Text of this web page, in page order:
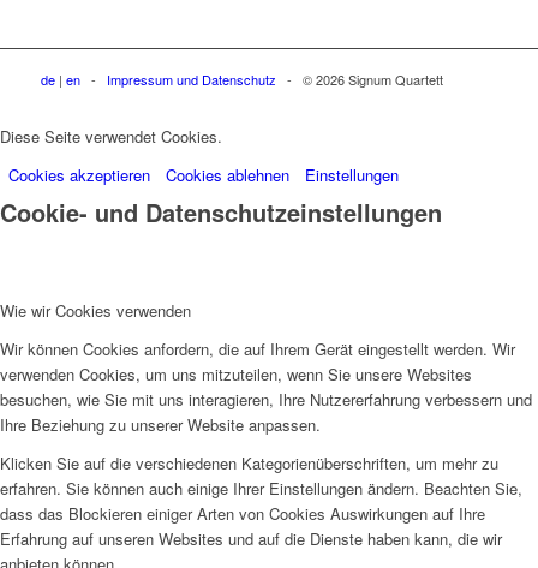
de| en- Impressum und Datenschutz - © 2026 Signum Quartett
Diese Seite verwendet Cookies.
Cookies akzeptieren
Cookies ablehnen Einstellungen
Cookie- und Datenschutzeinstellungen
Wie wir Cookies verwenden
Wir können Cookies anfordern, die auf Ihrem Gerät eingestellt werden. Wir
verwenden Cookies, um uns mitzuteilen, wenn Sie unsere Websites
besuchen, wie Sie mit uns interagieren, Ihre Nutzererfahrung verbessern und
Ihre Beziehung zu unserer Website anpassen.
Klicken Sie auf die verschiedenen Kategorienüberschriften, um mehr zu
erfahren. Sie können auch einige Ihrer Einstellungen ändern. Beachten Sie,
dass das Blockieren einiger Arten von Cookies Auswirkungen auf Ihre
Erfahrung auf unseren Websites und auf die Dienste haben kann, die wir